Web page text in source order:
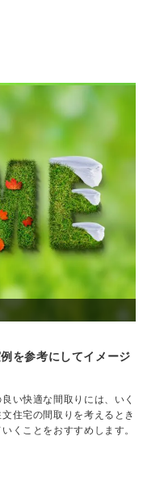
を参考にしてイメージ
い快適な間取りには、いく
住宅の間取りを考えるとき
くことをおすすめします。